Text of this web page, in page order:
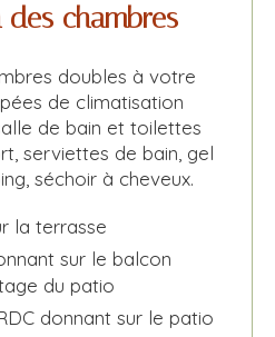
des chambres
doubles à votre
de climatisation
de bain et toilettes
serviettes de bain, gel
séchoir à cheveux.
la terrasse
sur le balcon
du patio
donnant sur le patio